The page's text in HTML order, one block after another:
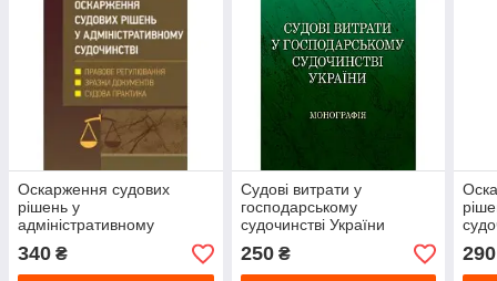
Оскарження судових
рішень у
адміністративному
судочинстві України
340 ₴
Судові витрати у
господарському
судочинстві України
Монографія
250₴ 290